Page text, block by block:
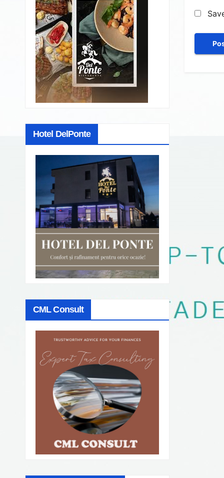
Hotel DelPonte
CML Consult